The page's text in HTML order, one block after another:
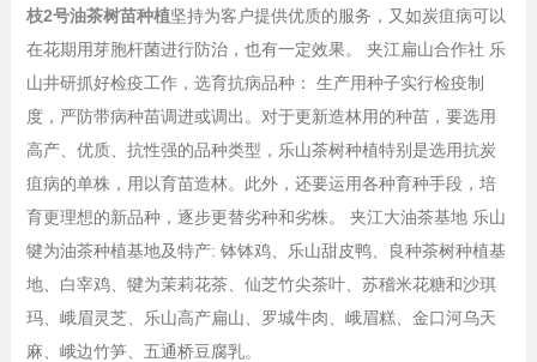
枝2号油茶树苗种植坚持为客户提供优质的服务，又如炭疽病可以
在花期用芽胞杆菌进行防治，也有一定效果。 夹江扁山合作社 乐
山井研抓好检疫工作，选育抗病品种： 生产用种子实行检疫制
度，严防带病种苗调进或调出。对于更新造林用的种苗，要选用
高产、优质、抗性强的品种类型，乐山茶树种植特别是选用抗炭
疽病的单株，用以育苗造林。此外，还要运用各种育种手段，培
育更理想的新品种，逐步更替劣种和劣株。 夹江大油茶基地 乐山
犍为油茶种植基地及特产: 钵钵鸡、乐山甜皮鸭、良种茶树种植基
地、白宰鸡、犍为茉莉花茶、仙芝竹尖茶叶、苏稽米花糖和沙琪
玛、峨眉灵芝、乐山高产扁山、罗城牛肉、峨眉糕、金口河乌天
麻、峨边竹笋、五通桥豆腐乳。